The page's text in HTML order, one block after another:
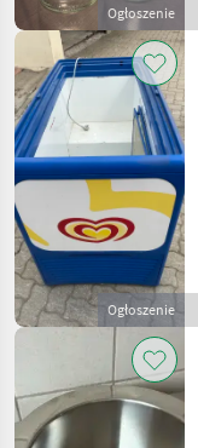
Ogłoszenie
Ogłoszenie